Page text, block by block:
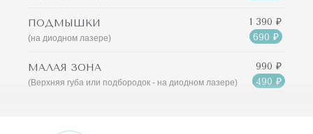
ПОДМЫШКИ
(на диодном лазере)
1 390 ₽
690 ₽
МАЛАЯ ЗОНА
(Верхняя губа или подбородок - на диодном лазере)
990 ₽
490 ₽